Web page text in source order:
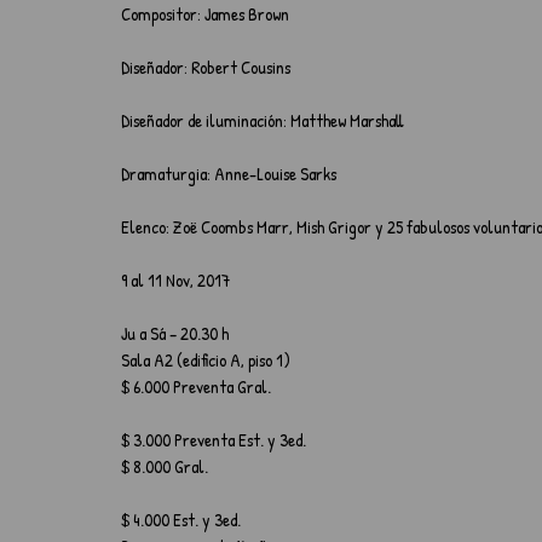
Compositor: James Brown
Diseñador: Robert Cousins
Diseñador de iluminación: Matthew Marshall
Dramaturgia: Anne-Louise Sarks
Elenco: Zoë Coombs Marr, Mish Grigor y 25 fabulosos
9 al 11 Nov, 2017
Ju a Sá – 20.30 h
Sala A2 (edificio A, piso 1)
$ 6.000 Preventa Gral.
$ 3.000 Preventa Est. y 3ed.
$ 8.000 Gral.
$ 4.000 Est. y 3ed.